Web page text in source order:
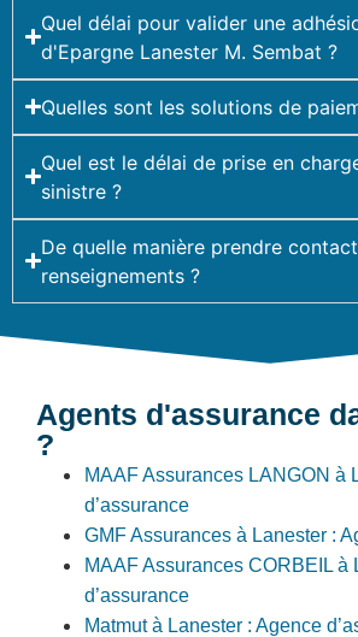
Quel délai pour valider une
d'Epargne Lanester M. Sembat ?
Quelles sont les solutions de
Quel est le délai de prise en
sinistre ?
De quelle manière prendre
renseignements ?
Agents d'assurance
?
MAAF Assurances LANGON à
d’assurance
GMF Assurances à Lanester :
MAAF Assurances CORBEIL à
d’assurance
Matmut à Lanester : Agence